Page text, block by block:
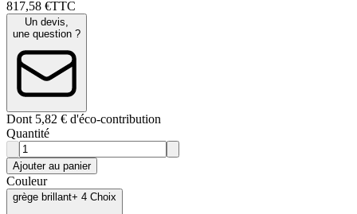
817,58 €TTC
Un devis,
une question ?
Dont 5,82 € d'éco-contribution
Quantité
Ajouter au panier
Couleur
grège brillant+ 4 Choix